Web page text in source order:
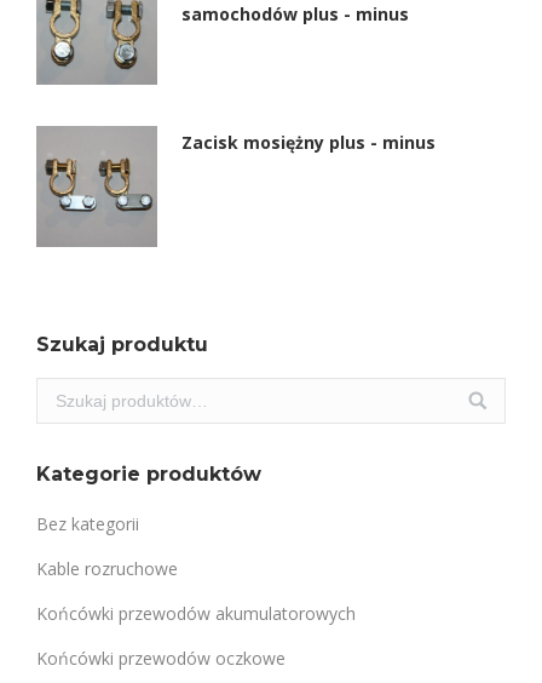
samochodów plus - minus
Zacisk mosiężny plus - minus
Szukaj produktu
Kategorie produktów
Bez kategorii
Kable rozruchowe
Końcówki przewodów akumulatorowych
Końcówki przewodów oczkowe